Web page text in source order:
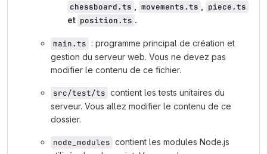
chessboard.ts
movements.ts
piece.ts
et position.ts .
main.ts : programme principal de création et
gestion du serveur web. Vous ne devez pas
modifier le contenu de ce fichier.
src/test/ts contient les tests unitaires du
serveur. Vous allez modifier le contenu de ce
dossier.
node_modules contient les modules Node.js